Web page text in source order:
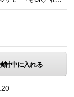
討中に入れる